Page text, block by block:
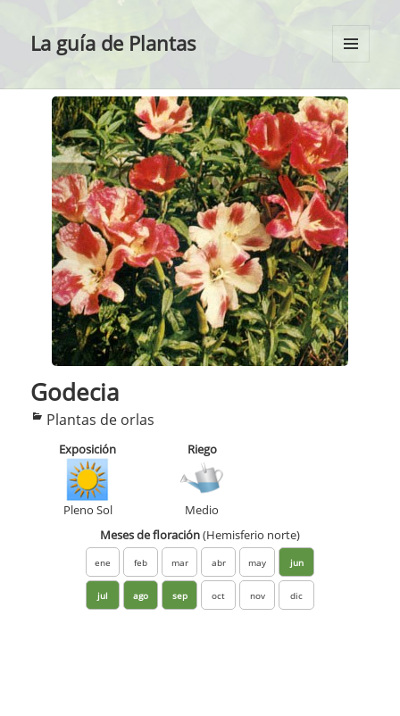
La guía de Plantas
WIDGETS
Godecia
Categorías
Plantas de orlas
Exposición
Pleno Sol
Riego
Medio
Meses de floración(Hemisferio norte)
ene feb mar abr may jun
jul ago sep oct nov dic